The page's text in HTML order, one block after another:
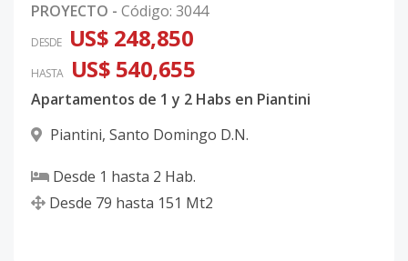
PROYECTO - Código: 3044
DESDE US$ 248,850
HASTA US$ 540,655
Apartamentos de 1 y 2 Habs en Piantini
Piantini, Santo Domingo D.N.
Desde 1 hasta 2 Hab.
Desde 79 hasta 151 Mt2